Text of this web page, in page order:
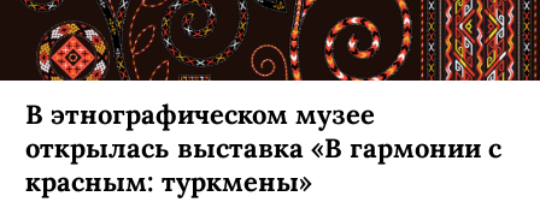
Создатель Lukovsky Model Academy
Сергей Луковский: «Ко мне
приходят девчонки, которых
абсолютно не заботит их толстая
задница»